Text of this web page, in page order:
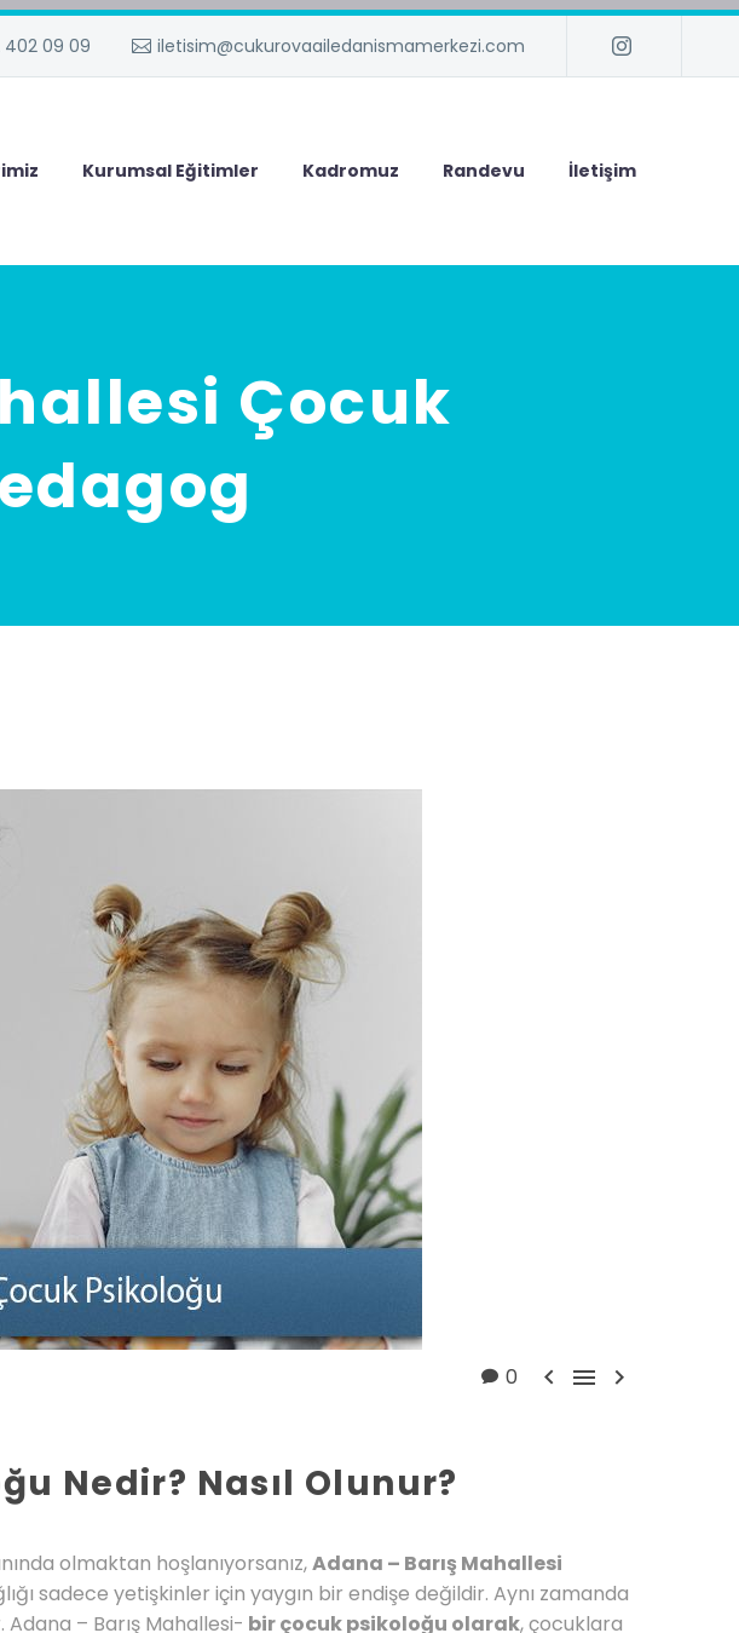
402 09 09 iletisim@cukurovaailedanismamerkezi.com
Kurumsal Eğitimler Kadromuz Randevu İletişim
Çocuk
0   
Nedir? Nasıl Olunur?
olmaktan hoşlanıyorsanız,Adana – Barış Mahallesi
sadece yetişkinler için yaygın bir endişe değildir. Aynı zamanda
– Barış Mahallesi- bir çocuk psikoloğu olarak, çocuklara